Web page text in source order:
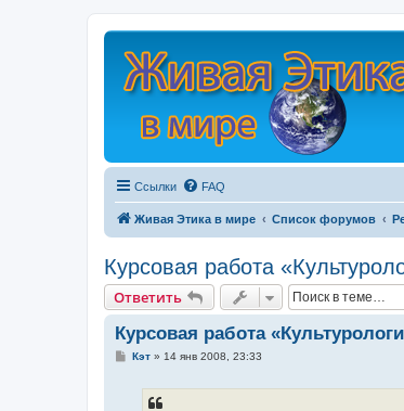
Ссылки FAQ
Живая Этика в мире Список форумов
Курсовая работа
Ответить
Курсовая работа
СКэт» 14 янв 2008, 23:33